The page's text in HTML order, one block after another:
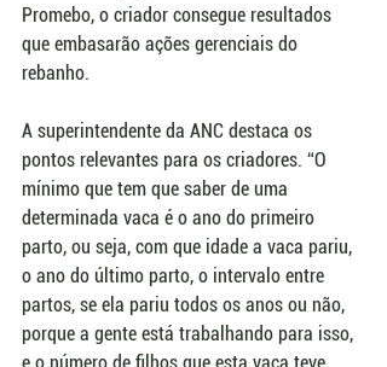
Promebo, o criador consegue resultados
que embasarão ações gerenciais do
rebanho.
A superintendente da ANC destaca os
pontos relevantes para os criadores. “O
mínimo que tem que saber de uma
determinada vaca é o ano do primeiro
parto, ou seja, com que idade a vaca pariu,
o ano do último parto, o intervalo entre
partos, se ela pariu todos os anos ou não,
porque a gente está trabalhando para isso,